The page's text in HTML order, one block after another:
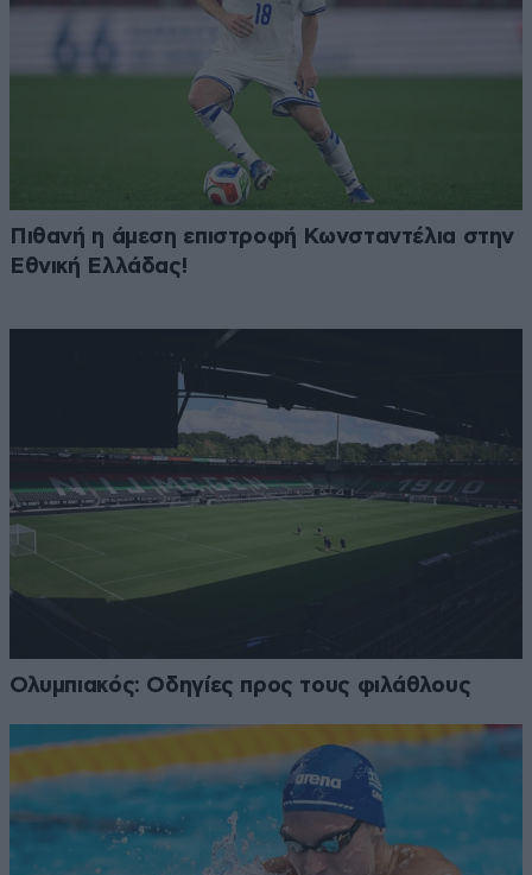
Πιθανή η άμεση επιστροφή Κωνσταντέλια στην
Εθνική Ελλάδας!
Ολυμπιακός: Οδηγίες προς τους φιλάθλους